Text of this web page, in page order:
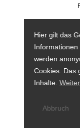
Hier gilt das
werden
Cookies. Das
Inhalte.
Abbruch